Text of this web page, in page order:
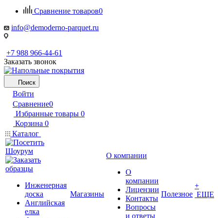
Сравнение товаров0
info@demoderno-parquet.ru
+7 988 966-44-61
Заказать звонок
Поиск
Войти
Сравнение0
Избранные товары 0
Корзина 0
Каталог
Инженерная
доска
Английская
елка
Магазины
О компании
О
компании
Лицензии
Контакты
Вопросы
и ответы
Полезное
+
ЕЩЕ